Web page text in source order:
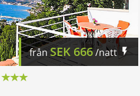
frånSEK 666/natt